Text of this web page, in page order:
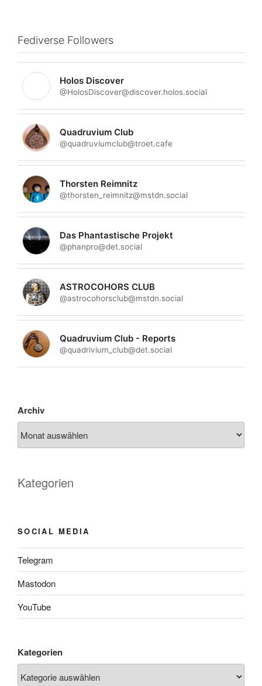
Fediverse Followers
Holos Discover
@HolosDiscover@discover.holos.social
Quadruvium Club
@quadruviumclub@troet.cafe
Thorsten Reimnitz
@thorsten_reimnitz@mstdn.social
Das Phantastische Projekt
@phanpro@det.social
ASTROCOHORS CLUB
@astrocohorsclub@mstdn.social
Quadruvium Club - Reports
@quadrivium_club@det.social
Archiv
Kategorien
SOCIAL MEDIA
Telegram
Mastodon
YouTube
Kategorien